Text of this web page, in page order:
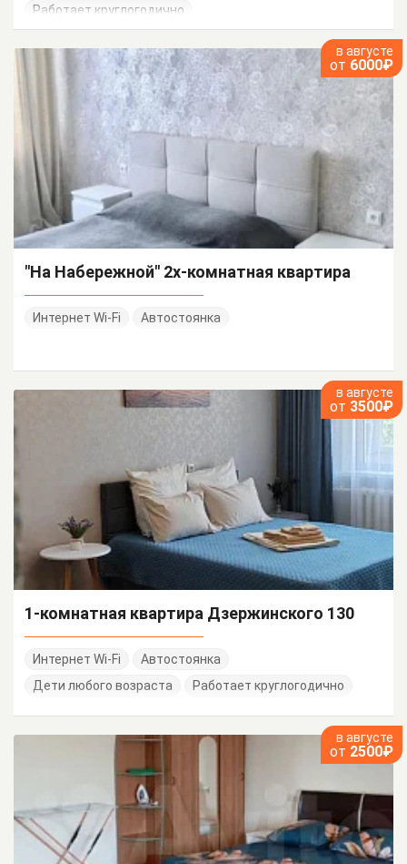
Работает круглогодично
в августе
от 6000₽
"На Набережной" 2х-комнатная квартира
Интернет Wi-Fi Автостоянка
в августе
от 3500₽
1-комнатная квартира Дзержинского 130
Интернет Wi-Fi
Автостоянка
Дети любого возраста
Работает круглогодично
в августе
от 2500₽